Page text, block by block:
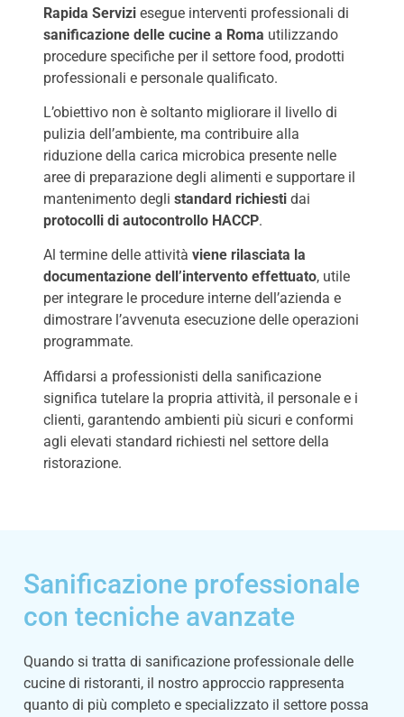
Rapida Servizi esegue interventi professionali di
sanificazione delle cucine a Roma utilizzando
procedure specifiche per il settore food, prodotti
professionali e personale qualificato.
L’obiettivo non è soltanto migliorare il livello di
pulizia dell’ambiente, ma contribuire alla
riduzione della carica microbica presente nelle
aree di preparazione degli alimenti e supportare il
mantenimento degli standard richiesti dai
protocolli di autocontrollo HACCP.
Al termine delle attività viene rilasciata la
documentazione dell’intervento effettuato, utile
per integrare le procedure interne dell’azienda e
dimostrare l’avvenuta esecuzione delle operazioni
programmate.
Affidarsi a professionisti della sanificazione
significa tutelare la propria attività, il personale e i
clienti, garantendo ambienti più sicuri e conformi
agli elevati standard richiesti nel settore della
ristorazione.
Sanificazione professionale
con tecniche avanzate
Quando si tratta di sanificazione professionale delle
cucine di ristoranti, il nostro approccio rappresenta
quanto di più completo e specializzato il settore possa